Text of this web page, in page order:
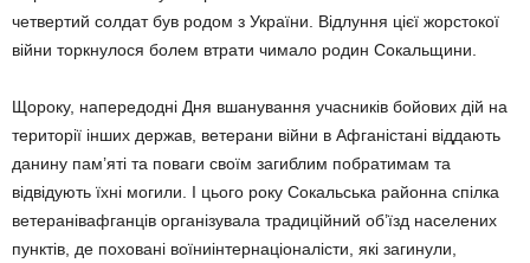
четвертий солдат був родом з України. Відлуння цієї жорстокої
війни торкнулося болем втрати чимало родин Сокальщини.
Щороку, напередодні Дня вшанування учасників бойових дій на
території інших держав, ветерани війни в Афганістані віддають
данину пам’яті та поваги своїм загиблим побратимам та
відвідують їхні могили. І цього року Сокальська районна спілка
ветеранівафганців організувала традиційний об’їзд населених
пунктів, де поховані воїниінтернаціоналісти, які загинули,